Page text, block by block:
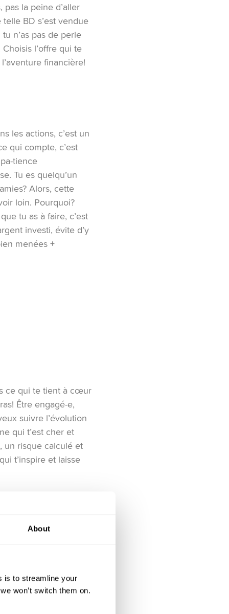
About
is to streamline your
won’t switch them on.
pas la peine d’aller
BD s’est vendue
n’as pas de perle
l’offre qui te
financière!
les actions, c’est un
qui compte, c’est
tience
Tu es quelqu’un
Alors, cette
loin. Pourquoi?
tu as à faire, c’est
investi, évite d’y
menées +
ce qui te tient à cœur
Être engagé-e,
suivre l’évolution
qui t’est cher et
un risque calculé et
t’inspire et laisse
dans le